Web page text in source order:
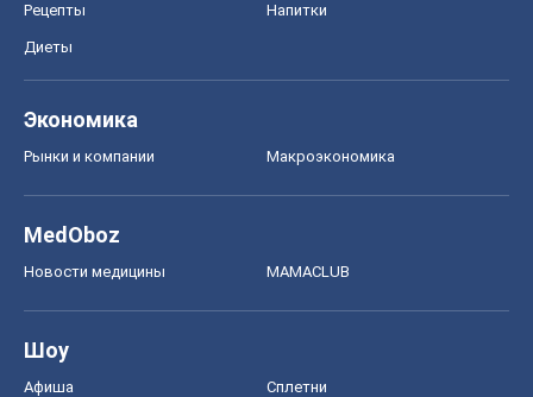
Рецепты Напитки
Диеты
Экономика
Рынки и компании Mакроэкономика
MedOboz
Новости медицины MAMACLUB
Шоу
Афиша Сплетни